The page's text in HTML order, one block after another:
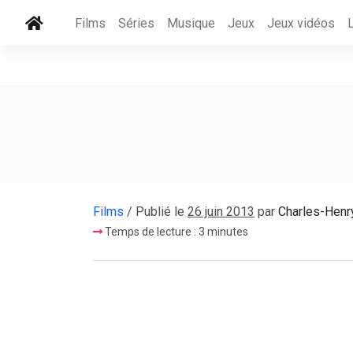
Films Séries Musique Jeux Jeux vidéos
Films / Publié le 26 juin 2013 par Charles-
Temps de lecture : 3 minutes